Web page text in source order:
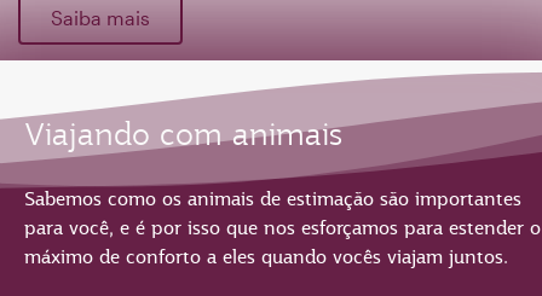
Saiba mais
Viajando com animais
Sabemos como os animais de estimação são importantes
para você, e é por isso que nos esforçamos para estender o
máximo de conforto a eles quando vocês viajam juntos.